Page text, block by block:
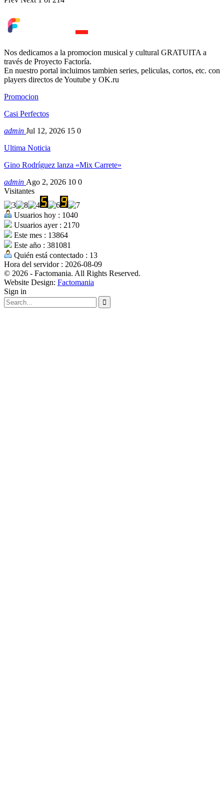
Nos dedicamos a la promocion musical y cultural GRATUITA a
través de Proyecto Factoría.
En nuestro portal incluimos tambien series, peliculas, cortos, etc. con
players directos de Youtube y OK.ru
Promocion
Casi Perfectos
admin Jul 12, 2026 15 0
Ultima Noticia
Gino Rodríguez lanza «Mix Carrete»
admin Ago 2, 2026 10 0
Visitantes
Usuarios hoy : 1040
Usuarios ayer : 2170
Este mes : 13864
Este año : 381081
Quién está contectado : 13
Hora del servidor : 2026-08-09
© 2026 - Factomania. All Rights Reserved.
Website Design: Factomania
Sign in